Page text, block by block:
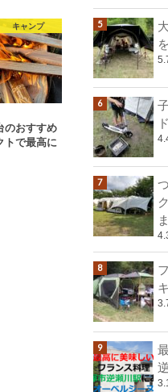
キャンプ
のおすすめ
トで最高に